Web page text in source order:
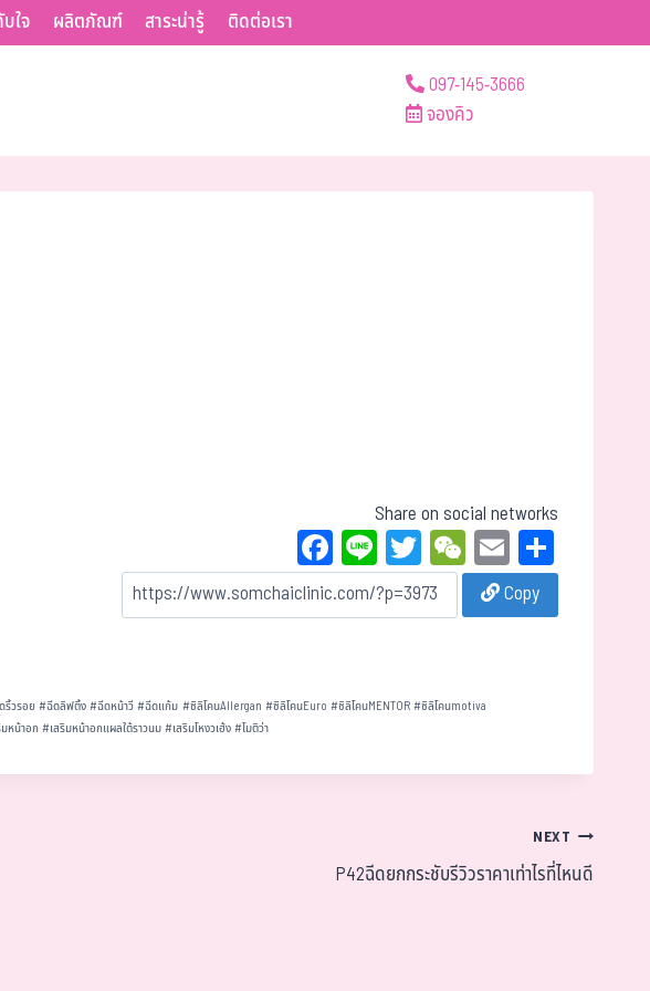
ใจ ผลิตภัณฑ์ สาระน่ารู้ ติดต่อเรา
097-145-3666
จองคิว
Share on social networks
Fa
ce
bo
Li
ne
T
wi
tt
W
eC
ha
E
m
ail
Copy
ริ้วรอย #ฉีดลิฟติ้ง#ฉีดหน้าวี #ฉีดแก้ม #ซิลิโคนAllergan #ซิลิโคนEuro #ซิลิโคนMENTOR#ซิลิโคนmotiva
มหน้าอก#เสริมหน้าอกแผลใต้ราวนม#เสริมโหงวเฮ้ง #โมติว่า
NEXT
P42ฉีดยกกระชับรีวิวราคาเท่าไรที่ไหนดี